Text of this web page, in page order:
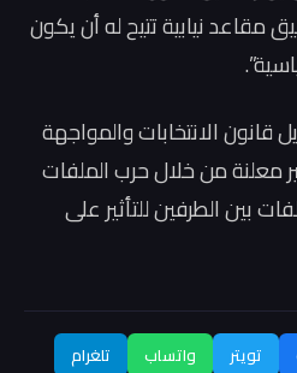
نيابية تتيح له أن يكون
قانون الانتخابات والمواجهة
معلنة من خلال حرب الملفات
بين الطرفين للتأثير على
تويتر واتساب تلغرام